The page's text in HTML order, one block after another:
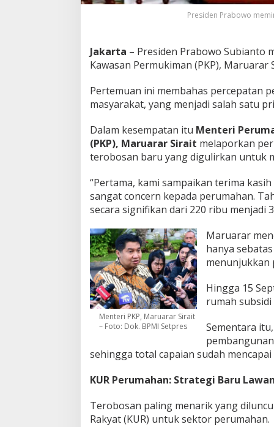
h
R
k
y
a
,
C
e
k
i
a
p
S
a
j
a
Y
a
n
g
K
e
a
g
a
!
Presiden Prabowo
Jakarta – Presiden Prabowo Subianto
Kawasan Permukiman (PKP),
Pertemuan ini membahas percepatan
masyarakat, yang menjadi salah satu
Dalam kesempatan itu Menteri
(PKP), Maruarar Sirait melaporkan
terobosan baru yang digulirkan untuk
“Pertama, kami sampaikan terima
sangat concern kepada perumahan.
secara signifikan dari 220 ribu menjadi
Menteri PKP, Maruarar Sirait
– Foto: Dok. BPMI Setpres
Maruarar
hanya
menunjukkan
Hingga 15
rumah
Sementara
sehingga total capaian sudah mencapai
KUR Perumahan: Strategi Baru
Terobosan paling menarik yang
Rakyat (KUR) untuk sektor perumahan.